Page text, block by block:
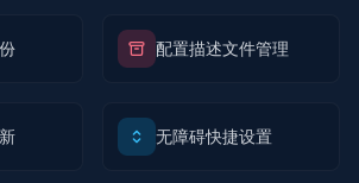
配置描述文件管理
无障碍快捷设置